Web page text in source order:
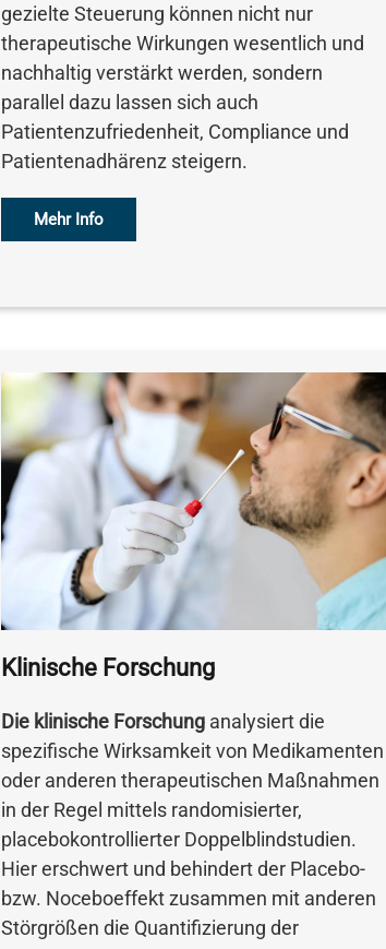
gezielte Steuerung können nicht nur
therapeutische Wirkungen wesentlich und
nachhaltig verstärkt werden, sondern
parallel dazu lassen sich auch
Patientenzufriedenheit, Compliance und
Patientenadhärenz steigern.
Mehr Info
Klinische Forschung
Die klinische Forschunganalysiert die
spezifische Wirksamkeit von Medikamenten
oder anderen therapeutischen Maßnahmen
in der Regel mittels randomisierter,
placebokontrollierter Doppelblindstudien.
Hier erschwert und behindert der Placebo-
bzw. Noceboeffekt zusammen mit anderen
Störgrößen die Quantifizierung der